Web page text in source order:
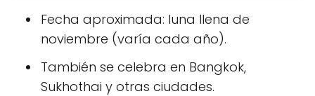
Fecha aproximada: luna llena de
noviembre (varía cada año).
También se celebra en Bangkok,
Sukhothai y otras ciudades.